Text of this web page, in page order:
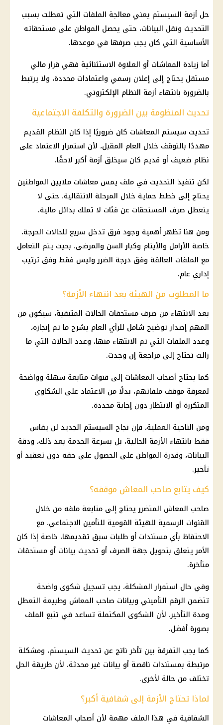
حل أزمة السيستم يعني معالجة الملفات التي تعطلت بسبب
التحديث ونقل البيانات، حتى يحصل المواطن على مستحقاته
الأساسية التي كان يجب صرفها في موعدها.
أما زيادة المعاشات أو العلاوة الاستثنائية فهي قرار مالي
مستقل يحتاج إلى إعلان رسمي واعتمادات محددة، ولا يرتبط
بالضرورة بانتهاء أزمة النظام الإلكتروني.
تحديث المنظومة بين الضرورة والتكلفة الاجتماعية
تحديث سيستم المعاشات كان ضروريًا إذا كان النظام القديم
مهددًا بالتوقف خلال العام المقبل، لأن استمرار الاعتماد على
نظام ضعيف أو قديم كان سيخلق أزمة أكبر لاحقًا.
لكن تنفيذ التحديث في ملف يمس معاشات ملايين المواطنين
يحتاج إلى خطط حماية خلال المرحلة الانتقالية، حتى لا
يتعطل صرف المستحقات عن فئات لا تملك بدائل مالية.
ومن هنا تظهر أهمية وجود فرق تدخل سريع للحالات الحرجة،
خاصة الأرامل والأيتام وكبار السن والمرضى، بحيث يتم التعامل
مع الملفات العالقة وفق درجة الضرر وليس فقط وفق ترتيب
إداري عام.
ما المطلوب من الهيئة بعد انتهاء الأزمة؟
بعد الانتهاء من صرف مستحقات الحالات المتبقية، سيكون من
المهم إصدار توضيح شامل للرأي العام يشرح ما تم إنجازه،
وعدد الملفات التي تم الانتهاء منها، وعدد الحالات التي ما
زالت تحتاج إلى مراجعة إن وجدت.
كما يحتاج أصحاب المعاشات إلى قنوات متابعة سهلة وواضحة
لمعرفة موقف ملفاتهم، بدلًا من الاعتماد على الشكاوى
المتكررة أو الانتظار دون إجابة محددة.
ومن الناحية العملية، فإن نجاح السيستم الجديد لن يقاس
فقط بانتهاء الأزمة الحالية، بل بسرعة الخدمة بعد ذلك، ودقة
البيانات، وقدرة المواطن على الحصول على حقه دون تعقيد أو
تأخير.
كيف يتابع صاحب المعاش موقفه؟
صاحب المعاش المتضرر يحتاج إلى متابعة ملفه من خلال
القنوات الرسمية للهيئة القومية للتأمين الاجتماعي، مع
الاحتفاظ بأي مستندات أو طلبات سبق تقديمها، خاصة إذا كان
الأمر يتعلق بتحويل جهة الصرف أو تحديث بيانات أو مستحقات
متأخرة.
وفي حال استمرار المشكلة، يجب تسجيل شكوى واضحة
تتضمن الرقم التأميني وبيانات صاحب المعاش وطبيعة التعطل
ومدة التأخير، لأن الشكوى المكتملة تساعد في تتبع الملف
بصورة أفضل.
كما يجب التفرقة بين تأخر ناتج عن تحديث السيستم، ومشكلة
مرتبطة بمستندات ناقصة أو بيانات غير محدثة، لأن طريقة الحل
تختلف من حالة لأخرى.
لماذا تحتاج الأزمة إلى شفافية أكبر؟
الشفافية في هذا الملف مهمة لأن أصحاب المعاشات